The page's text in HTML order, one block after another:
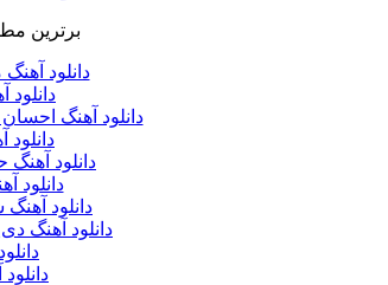
برترین
دانلود
دانلود
دانلود آهنگ
دانلود آهنگ
دانلود
دانلود
دانلود آهنگ